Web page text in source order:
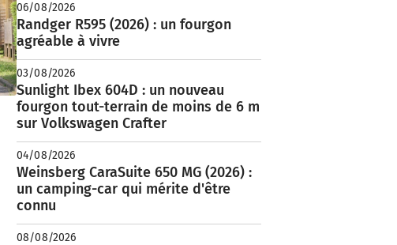
06/08/2026
Randger R595 (2026) : un fourgon
agréable à vivre
03/08/2026
Sunlight Ibex 604D : un nouveau
fourgon tout-terrain de moins de 6 m
sur Volkswagen Crafter
04/08/2026
Weinsberg CaraSuite 650 MG (2026) :
un camping-car qui mérite d'être
connu
08/08/2026